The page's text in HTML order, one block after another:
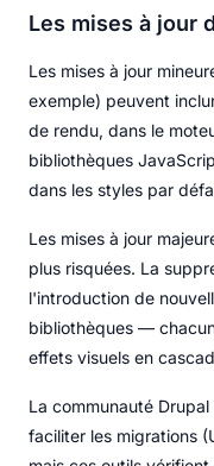
Les mises à jour
Les mises à jour
exemple) peuvent
de rendu, dans le
bibliothèques
dans les styles par
Les mises à jour
plus risquées. La
l'introduction de
bibliothèques —
effets visuels en
La communauté
faciliter les migrations